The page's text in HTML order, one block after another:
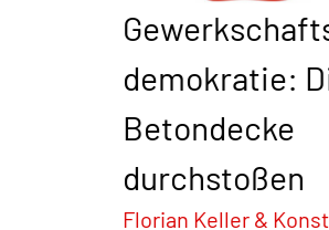
demokratie:
Betondecke
durchstoßen
Florian Keller &